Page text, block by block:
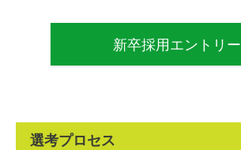
新卒採用エントリー
選考プロセス